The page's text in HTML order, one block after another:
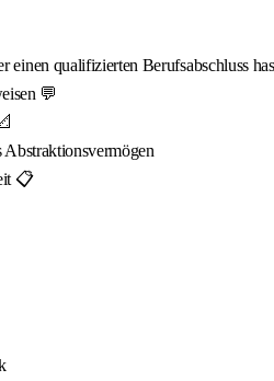
qualifizierten Berufsabschluss
💬
📋